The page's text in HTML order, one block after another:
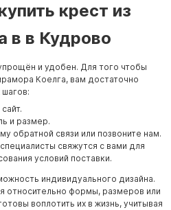
крест из
в в Кудрово
и удобен. Для того чтобы
Коелга, вам достаточно
и размер.
обратной связи или позвоните нам.
свяжутся с вами для
условий поставки.
индивидуального дизайна.
относительно формы, размеров или
воплотить их в жизнь, учитывая